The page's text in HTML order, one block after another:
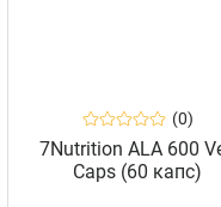
(0)
7Nutrition ALA 600
Caps (60 капс)